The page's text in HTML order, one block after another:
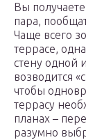
Вы
пара,
Чаще всего
террасе,
стену одной
возводится
чтобы
террасу
планах –
разумно